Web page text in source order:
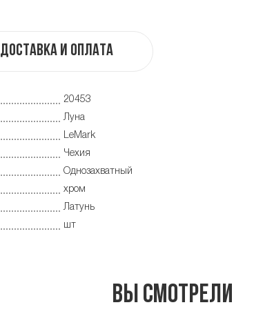
Доставка и оплата
20453
Луна
LeMark
Чехия
Однозахватный
хром
Латунь
шт
Вы смотрели